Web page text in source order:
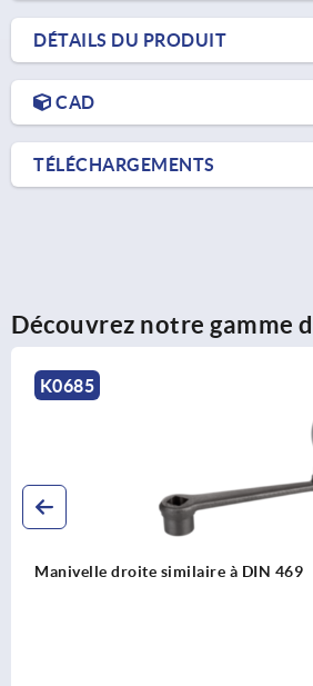
DÉTAILS DU PRODUIT
CAD
TÉLÉCHARGEMENTS
Découvrez notre gamme
Manivelle